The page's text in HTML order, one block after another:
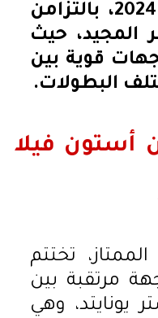
اليوم الأحد 6 أكتوبر 2024، بالتزامن
المجيد، حيث
قوية بين
البطولات.
أستون فيلا
تختتم
مرتقبة بين
يونايتد، وهي